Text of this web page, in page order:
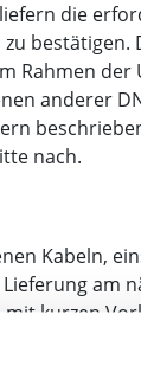
die
bestätigen.
Rahmen der
anderer
nach.
Kabeln,
am
mit kurzen
kurzfristig auf